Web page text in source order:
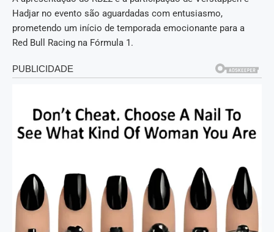
Hadjar no evento são aguardadas com entusiasmo,
prometendo um início de temporada emocionante para a
Red Bull Racing na Fórmula 1.